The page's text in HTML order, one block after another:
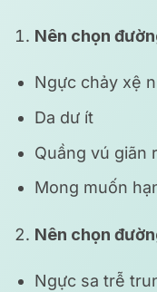
Nên chọn
Ngực chảy xệ
Da dư ít
Quầng vú giãn
Mong muốn
Nên chọn
Ngực sa trễ